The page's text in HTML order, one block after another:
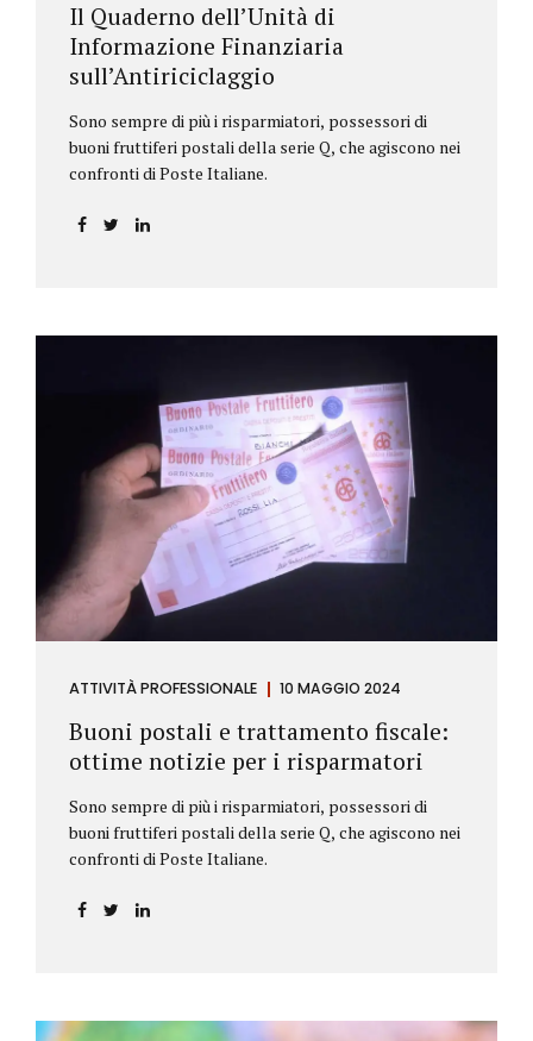
Il Quaderno dell’Unità di
Informazione Finanziaria
sull’Antiriciclaggio
Sono sempre di più i risparmiatori, possessori di
buoni fruttiferi postali della serie Q, che agiscono nei
confronti di Poste Italiane.
ATTIVITÀ PROFESSIONALE 10 MAGGIO 2024
Buoni postali e trattamento fiscale:
ottime notizie per i risparmatori
Sono sempre di più i risparmiatori, possessori di
buoni fruttiferi postali della serie Q, che agiscono nei
confronti di Poste Italiane.